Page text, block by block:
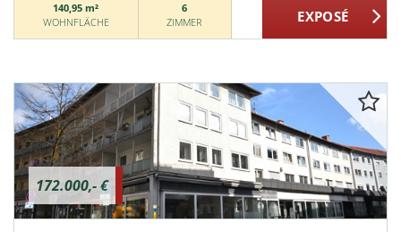
140,95 m²
WOHNFLÄCHE
6
ZIMMER
172.000,- €